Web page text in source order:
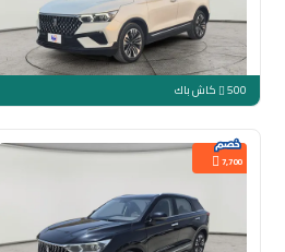
مستعملة 41,950 كم ممشى قليل
500 كاش باك
7,700